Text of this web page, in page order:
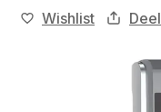
Wishlist Deel